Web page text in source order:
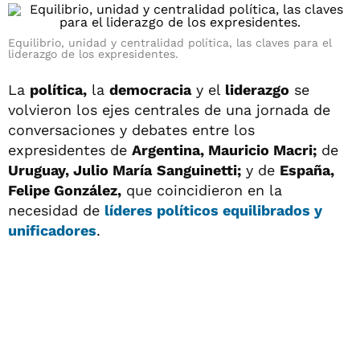
Equilibrio, unidad y centralidad política, las claves para el
liderazgo de los expresidentes.
La política, la democraciay el liderazgo se
volvieron los ejes centrales de una jornada de
conversaciones y debates entre los
expresidentes de Argentina, Mauricio Macri; de
Uruguay, Julio María Sanguinetti; y de España,
Felipe González, que coincidieron en la
necesidad de líderes políticos equilibrados y
unificadores.